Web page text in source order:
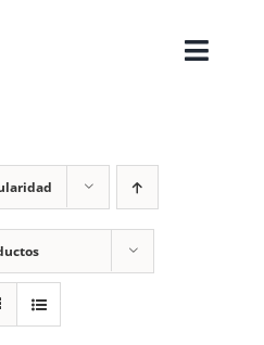
Nosotros